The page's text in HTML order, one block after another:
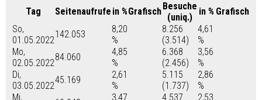
Tag Seitenaufrufe in %GrafischBesuche
(uniq.)
in % Grafisch
So,
01.05.2022
142.053
8,20
%
8.256
(3.514)
4,61
%
Mo,
02.05.2022
84.060
4,85
%
6.368
(2.456)
3,56
%
Di,
03.05.2022
45.169
2,61
%
5.115
(1.737)
2,86
%
Mi,
3,47
4.537
2,53